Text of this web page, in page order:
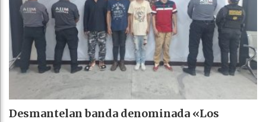
Desmantelan banda denominada «Los